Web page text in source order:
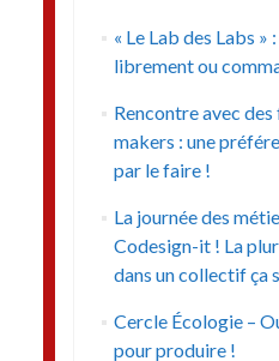
« Le Lab des Labs »
librement ou
Rencontre avec
makers : une
par le faire !
La journée des
Codesign-it ! La
dans un collectif ça
Cercle Écologie –
pour produire !